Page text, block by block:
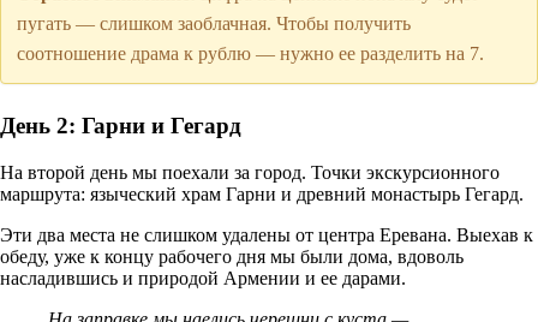
пугать — слишком заоблачная. Чтобы получить
соотношение драма к рублю — нужно ее разделить на 7.
День 2: Гарни и Гегард
На второй день мы поехали за город. Точки экскурсионного
маршрута: языческий храм Гарни и древний монастырь Гегард.
Эти два места не слишком удалены от центра Еревана. Выехав к
обеду, уже к концу рабочего дня мы были дома, вдоволь
насладившись и природой Армении и ее дарами.